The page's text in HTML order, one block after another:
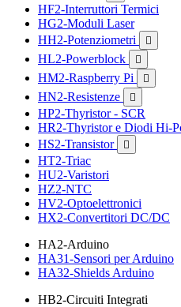
HF2-Interruttori Termici
HG2-Moduli Laser
HH2-Potenziometri

HL2-Powerblock 
HM2-Raspberry Pi 
HN2-Resistenze 
HP2-Thyristor - SCR
HR2-Thyristor e Diodi Hi-
HS2-Transistor

HT2-Triac
HU2-Varistori
HZ2-NTC
HV2-Optoelettronici
HX2-Convertitori DC/DC
HA2-Arduino
HA31-Sensori per Arduino
HA32-Shields Arduino
HB2-Circuiti Integrati